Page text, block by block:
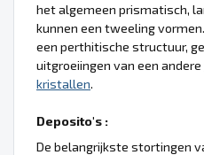
het algemeen prismatisch,
kunnen een tweeling
een perthitische structuur,
uitgroeiingen van een andere
kristallen.
Deposito's :
De belangrijkste stortingen